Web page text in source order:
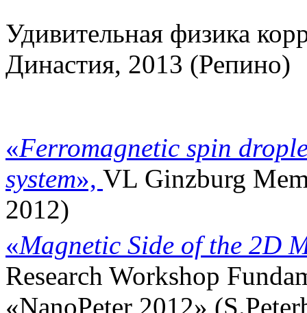
Удивительная физика
Династия, 2013 (Репино)
«Ferromagnetic spin
system», VL Ginzburg
2012)
«Magnetic Side of the 2D
Research Workshop
«NanoPeter 2012»